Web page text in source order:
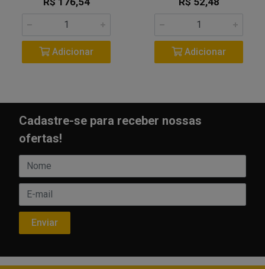
Adicionar Adicionar
Cadastre-se para receber nossas
ofertas!